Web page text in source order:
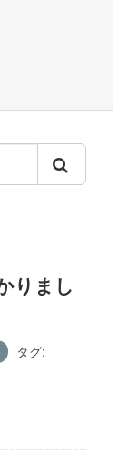
りまし
タグ: